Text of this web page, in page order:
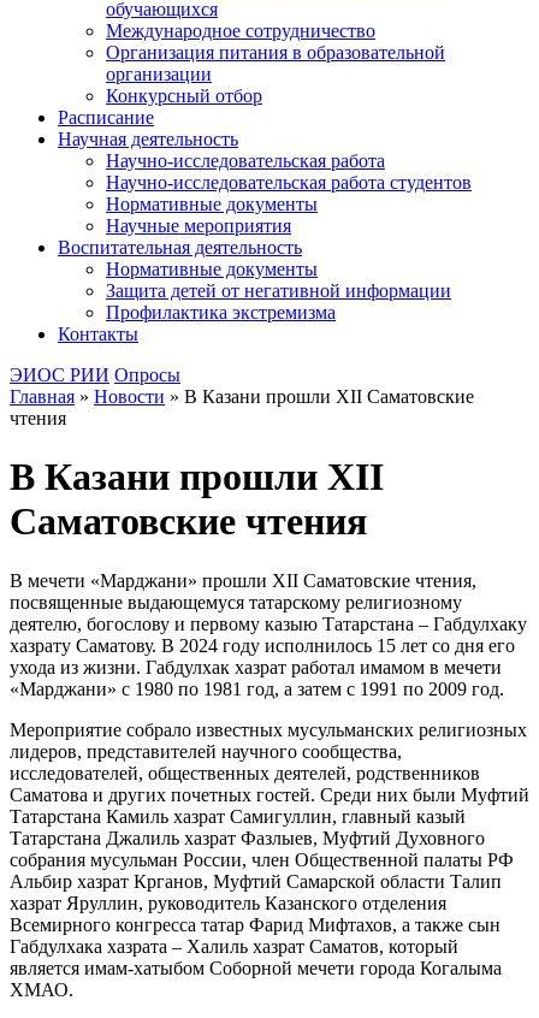
обучающихся
Международное сотрудничество
Организация питания в образовательной
организации
Конкурсный отбор
Расписание
Научная деятельность
Научно-исследовательская работа
Научно-исследовательская работа студентов
Нормативные документы
Научные мероприятия
Воспитательная деятельность
Нормативные документы
Защита детей от негативной информации
Профилактика экстремизма
Контакты
ЭИОС РИИ Опросы
Главная » Новости » В Казани прошли XII Саматовские
чтения
В Казани прошли XII
Саматовские чтения
В мечети «Марджани» прошли XII Саматовские чтения,
посвященные выдающемуся татарскому религиозному
деятелю, богослову и первому казыю Татарстана – Габдулхаку
хазрату Саматову. В 2024 году исполнилось 15 лет со дня его
ухода из жизни. Габдулхак хазрат работал имамом в мечети
«Марджани» с 1980 по 1981 год, а затем с 1991 по 2009 год.
Мероприятие собрало известных мусульманских религиозных
лидеров, представителей научного сообщества,
исследователей, общественных деятелей, родственников
Саматова и других почетных гостей. Среди них были Муфтий
Татарстана Камиль хазрат Самигуллин, главный казый
Татарстана Джалиль хазрат Фазлыев, Муфтий Духовного
собрания мусульман России, член Общественной палаты РФ
Альбир хазрат Крганов, Муфтий Самарской области Талип
хазрат Яруллин, руководитель Казанского отделения
Всемирного конгресса татар Фарид Мифтахов, а также сын
Габдулхака хазрата – Халиль хазрат Саматов, который
является имам-хатыбом Соборной мечети города Когалыма
ХМАО.